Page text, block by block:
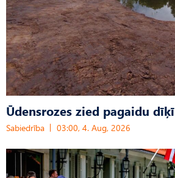
Ūdensrozes zied pagaidu dīķī
Sabiedrība 03:00, 4. Aug, 2026